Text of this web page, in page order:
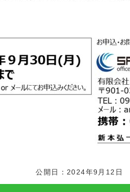
公開日：2024年9月12日